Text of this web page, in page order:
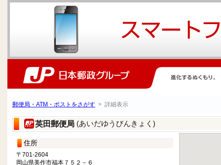
郵便局・ATM・ポストをさがす > 詳細表示
英田郵便局 (あいだゆうびんきょく)
住所
〒701-2604
岡山県美作市福本７５２－６